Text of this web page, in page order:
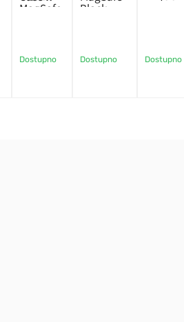
MagSafe
Dostupno
Black
Dostupno Dostupno